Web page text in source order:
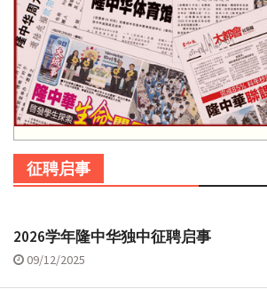
征聘启事
2026学年隆中华独中征聘启事
09/12/2025